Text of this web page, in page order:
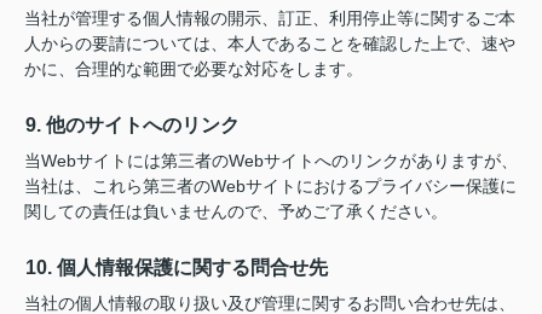
当社が管理する個人情報の開示、訂正、利用停止等に関するご本
人からの要請については、本人であることを確認した上で、速や
かに、合理的な範囲で必要な対応をします。
9. 他のサイトへのリンク
当Webサイトには第三者のWebサイトへのリンクがありますが、
当社は、これら第三者のWebサイトにおけるプライバシー保護に
関しての責任は負いませんので、予めご了承ください。
10. 個人情報保護に関する問合せ先
当社の個人情報の取り扱い及び管理に関するお問い合わせ先は、